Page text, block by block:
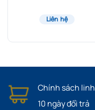
Liên hệ
Chính sách
10 ngày đổi trả